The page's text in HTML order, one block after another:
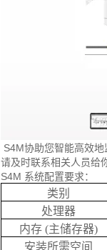
S4M协助您智能高效
请及时联系相关人员给
S4M 系统配置要求：
类别
处理器
内存 (主储存器)
安装所需空间